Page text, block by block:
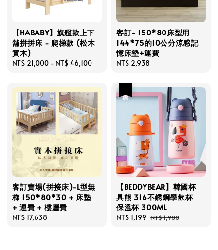
【HABABY】旗艦款上下
舖拼拼床 - 爬梯款 (松木
實木)
Regular
NT$ 21,000 - NT$ 46,100
客訂- 150*80床型用
144*75的10公分涼感記
憶床墊+運費
Regular
NT$ 2,938
客訂賣場(拼接床)-L型無
梯 150*80*30 + 床墊
+ 運費 + 樓層費
Regular
NT$ 17,638
【BEDDYBEAR】韓國杯
具熊 316不銹鋼學飲杯
保溫杯 300ML
Sale
NT$ 1,199 Regular
NT$ 1,980